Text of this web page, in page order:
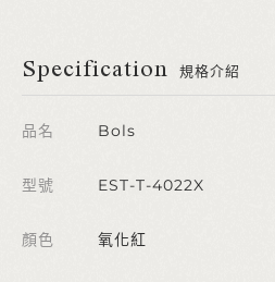
Specification 規格介紹
品名 Bols
型號 EST-T-4022X
顏色 氧化紅